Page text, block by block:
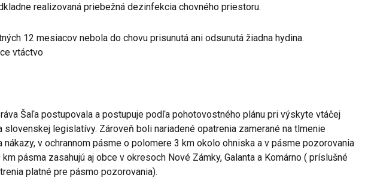
realizovaná priebežná dezinfekcia chovného priestoru.
12 mesiacov nebola do chovu prisunutá ani odsunutá žiadna hydina.
vtáctvo
Šaľa postupovala a postupuje podľa pohotovostného plánu pri výskyte vtáčej
slovenskej legislatívy. Zároveň boli nariadené opatrenia zamerané na tlmenie
nákazy, v ochrannom pásme o polomere 3 km okolo ohniska a v pásme pozorovania
pásma zasahujú aj obce v okresoch Nové Zámky, Galanta a Komárno ( príslušné
platné pre pásmo pozorovania).